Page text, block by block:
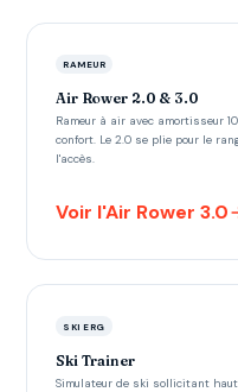
RAMEUR
Air Rower 2.0 & 3.0
Rameur à air avec amortisseur
confort. Le 2.0 se plie pour le
l'accès.
Voir l'Air Rower 3.0
SKI ERG
Ski Trainer
Simulateur de ski sollicitant